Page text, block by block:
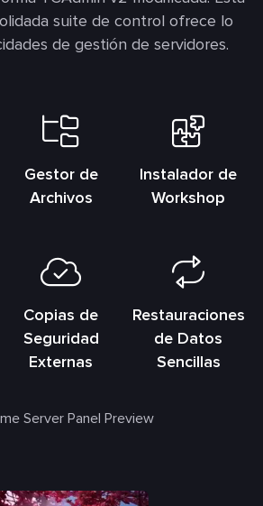
suite de control ofrece lo
de gestión de servidores.
Gestor de
Archivos
Instalador de
Workshop
Copias de
Seguridad
Externas
Restauraciones
de Datos
Sencillas